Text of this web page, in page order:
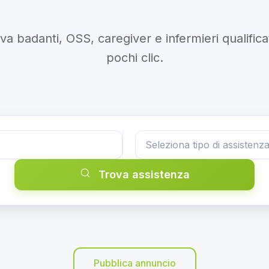
badanti, OSS, caregiver e infermieri
pochi clic.
Trova assistenza
Pubblica annuncio